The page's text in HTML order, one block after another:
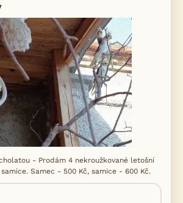
- Prodám 4 nekroužkované letošní
Samec - 500 Kč, samice - 600 Kč.